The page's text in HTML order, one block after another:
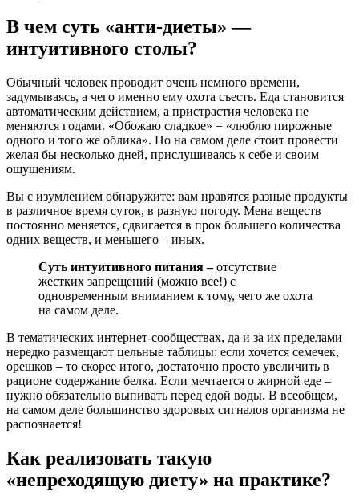
В чем суть «анти-диеты» —
интуитивного столы?
Обычный человек проводит очень немного времени,
задумываясь, а чего именно ему охота съесть. Еда становится
автоматическим действием, а пристрастия человека не
меняются годами. «Обожаю сладкое» = «люблю пирожные
одного и того же облика». Но на самом деле стоит провести
желая бы несколько дней, прислушиваясь к себе и своим
ощущениям.
Вы с изумлением обнаружите: вам нравятся разные продукты
в различное время суток, в разную погоду. Мена веществ
постоянно меняется, сдвигается в прок большего количества
одних веществ, и меньшего – иных.
Суть интуитивного питания –отсутствие
жестких запрещений (можно все!) с
одновременным вниманием к тому, чего же охота
на самом деле.
В тематических интернет-сообществах, да и за их пределами
нередко размещают цельные таблицы: если хочется семечек,
орешков – то скорее итого, достаточно просто увеличить в
рационе содержание белка. Если мечтается о жирной еде –
нужно обязательно выпивать перед едой воды. В всеобщем,
на самом деле большинство здоровых сигналов организма не
распознается!
Как реализовать такую
«непреходящую диету» на практике?